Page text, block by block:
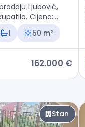
Ljubović,
Cijena:
1 50 m²
162.000 €
Stan